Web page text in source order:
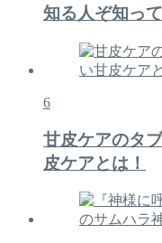
知る人ぞ知っ
6
甘皮ケアのタ
皮ケアとは！